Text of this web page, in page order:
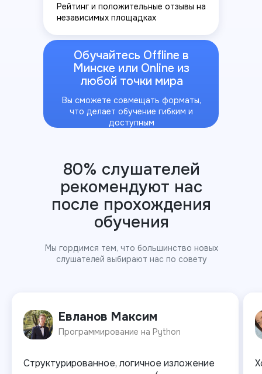
Рейтинг и положительные отзывы на
независимых площадках
Обучайтесь Offline в
Минске или Online из
любой точки мира
Вы сможете совмещать форматы,
что делает обучение гибким и
доступным
80% слушателей
рекомендуют нас
после прохождения
обучения
Мы гордимся тем, что большинство новых
слушателей выбирают нас по совету
Евланов Максим
Программирование на Python
Структурированное, логичное изложение